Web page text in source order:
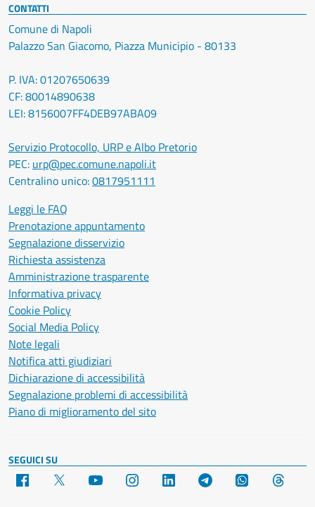
CONTATTI
Comune di Napoli
Palazzo San Giacomo, Piazza Municipio - 80133
P. IVA: 01207650639
CF: 80014890638
LEI: 8156007FF4DEB97ABA09
Servizio Protocollo, URP e Albo Pretorio
PEC: urp@pec.comune.napoli.it
Centralino unico:0817951111
Leggi le FAQ
Prenotazione appuntamento
Segnalazione disservizio
Richiesta assistenza
Amministrazione trasparente
Informativa privacy
Cookie Policy
Social Media Policy
Note legali
Notifica atti giudiziari
Dichiarazione di accessibilità
Segnalazione problemi di accessibilità
Piano di miglioramento del sito
SEGUICI SU
Facebook YouTube Instagram LinkedIn Telegram WhatsApp